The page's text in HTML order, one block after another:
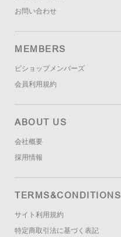
お問い合わせ
MEMBERS
ビショップメンバーズ
会員利用規約
ABOUT US
会社概要
採用情報
TERMS&CONDITIONS
サイト利用規約
特定商取引法に基づく表記